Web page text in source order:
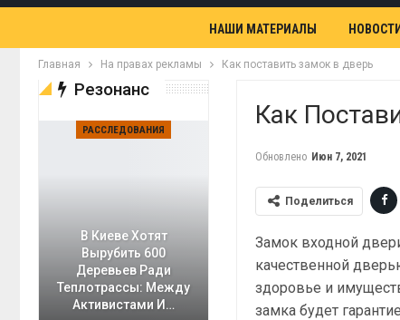
НАШИ МАТЕРИАЛЫ
Главная На правах рекламы Как поставить замок в дверь
Как
Обновлено Июн 7, 2021
Поделиться
Замок входной
качественной
здоровье и
замка будет
Резонанс
РАССЛЕДОВАНИЯ
В Киеве Хотят
Вырубить 600
Деревьев Ради
Теплотрассы: Между
Активистами И…